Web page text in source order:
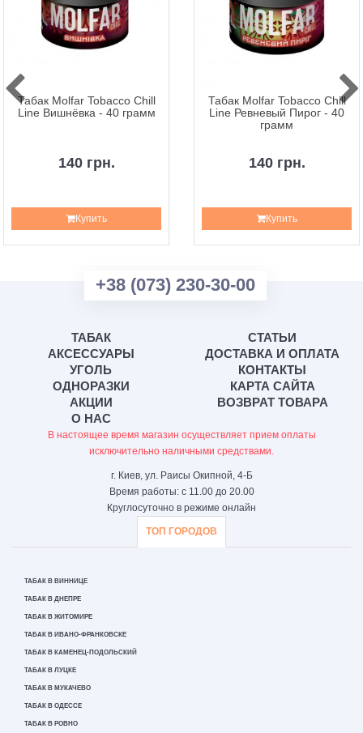
Табак Molfar Tobacco Chill
Line Вишнёвка - 40 грамм
140 грн.
Купить
Табак Molfar Tobacco Chill
Line Ревневый Пирог - 40
грамм
140 грн.
Купить
+38 (073) 230-30-00
ТАБАК
АКСЕССУАРЫ
УГОЛЬ
ОДНОРАЗКИ
АКЦИИ
О НАС
СТАТЬИ
ДОСТАВКА И ОПЛАТА
КОНТАКТЫ
КАРТА САЙТА
ВОЗВРАТ ТОВАРА
В настоящее время магазин осуществляет прием оплаты
исключительно наличными средствами.
г. Киев, ул. Раисы Окипной, 4-Б
Время работы: с 11.00 до 20.00
Круглосуточно в режиме онлайн
ТОП ГОРОДОВ
ТАБАК В ВИННИЦЕ
ТАБАК В ДНЕПРЕ
ТАБАК В ЖИТОМИРЕ
ТАБАК В ИВАНО-ФРАНКОВСКЕ
ТАБАК В КАМЕНЕЦ-ПОДОЛЬСКИЙ
ТАБАК В ЛУЦКЕ
ТАБАК В МУКАЧЕВО
ТАБАК В ОДЕССЕ
ТАБАК В РОВНО